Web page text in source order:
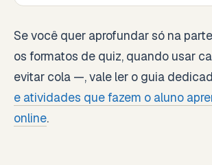
Se você quer aprofundar só na
os formatos de quiz, quando usar
evitar cola —, vale ler o guia
e atividades que fazem o aluno
online.